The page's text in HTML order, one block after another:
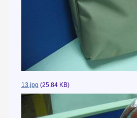
13.jpg (25.84 KB)